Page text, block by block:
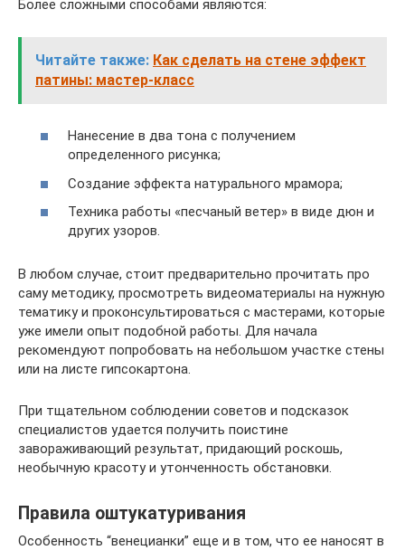
Более сложными способами являются:
Читайте также: Как сделать на стене эффект
патины: мастер-класс
Нанесение в два тона с получением
определенного рисунка;
Создание эффекта натурального мрамора;
Техника работы «песчаный ветер» в виде дюн и
других узоров.
В любом случае, стоит предварительно прочитать про
саму методику, просмотреть видеоматериалы на нужную
тематику и проконсультироваться с мастерами, которые
уже имели опыт подобной работы. Для начала
рекомендуют попробовать на небольшом участке стены
или на листе гипсокартона.
При тщательном соблюдении советов и подсказок
специалистов удается получить поистине
завораживающий результат, придающий роскошь,
необычную красоту и утонченность обстановки.
Правила оштукатуривания
Особенность “венецианки” еще и в том, что ее наносят в